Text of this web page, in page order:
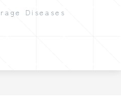
Diseases